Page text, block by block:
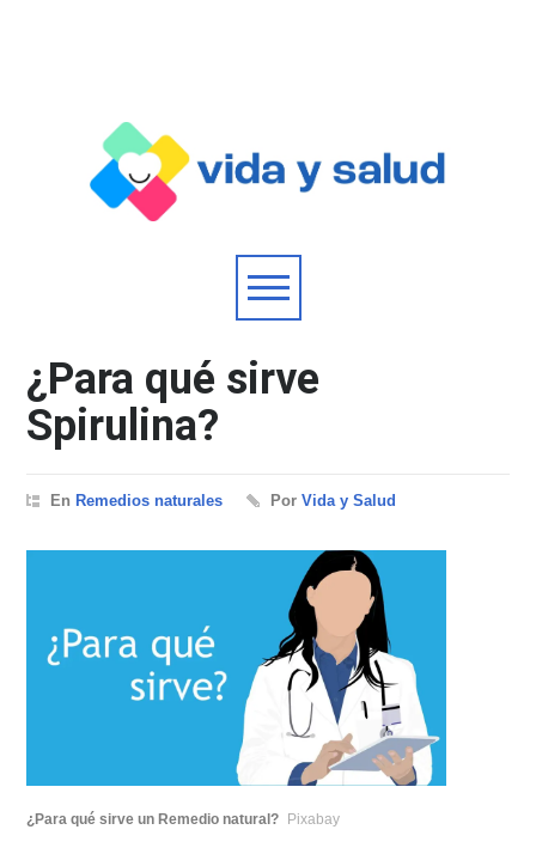
¿Para qué sirve
Spirulina?
En Remedios naturales PorVida y Salud
¿Para qué sirve un Remedio natural? Pixabay